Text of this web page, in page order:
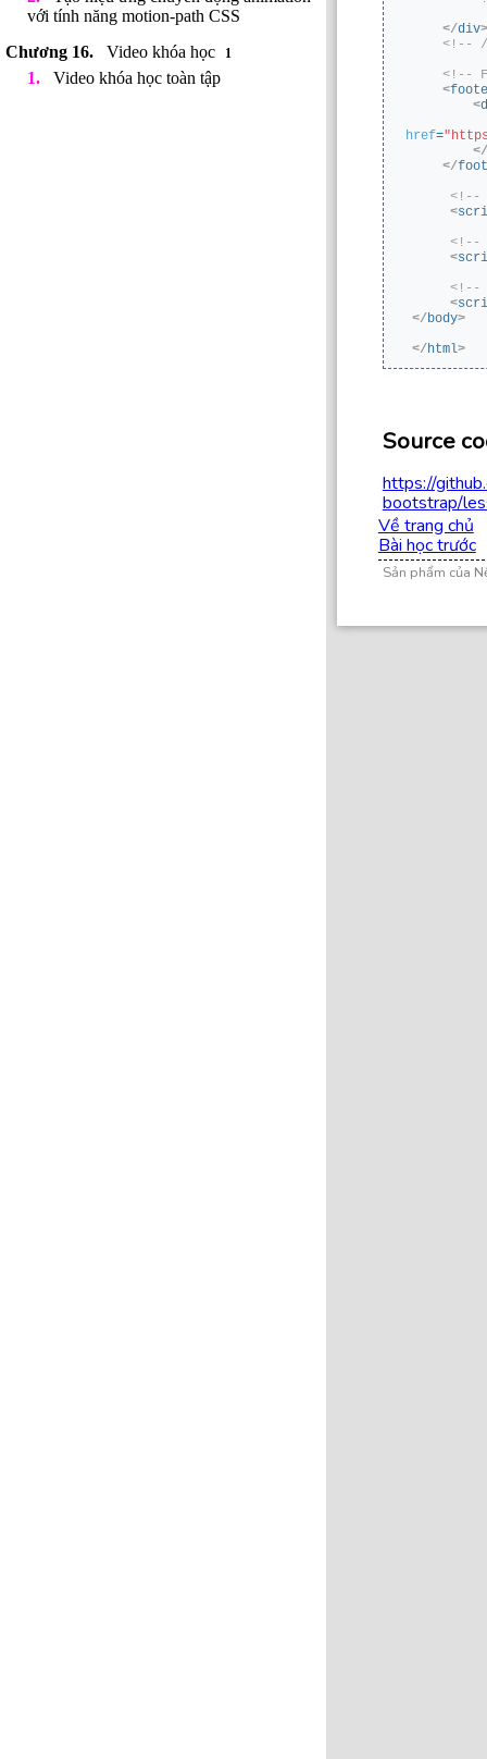
với tính năng motion-path CSS
Video khóa học
1
Video khóa học toàn tập
</div>
<!-- /
<!--
<
<
href=
</
</
<!--
<
<!--
<
<!--
<
</ body>
</ html>
Source
https://
bootstrap/
Về trang chủ
Bài học trước
Sản phẩm của